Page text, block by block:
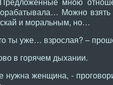
Можно
и моральным, но…
ты уже… взрослая? –
в горячем дыхании.
женщина, -